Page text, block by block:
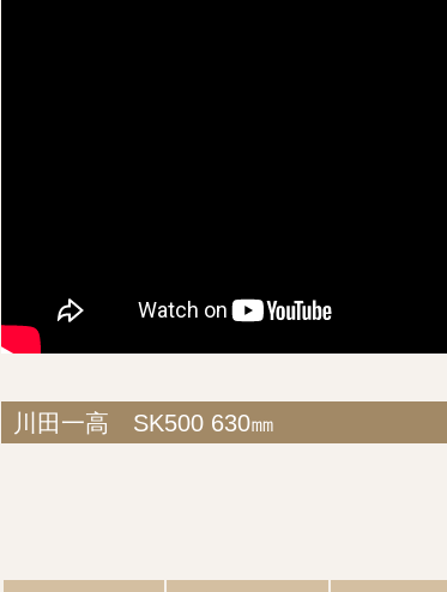
川田一高 SK500 630㎜